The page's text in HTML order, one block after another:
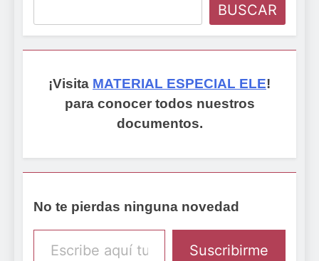
BUSCAR
¡Visita MATERIAL ESPECIAL ELE!
para conocer todos nuestros
documentos.
No te pierdas ninguna novedad
Escribe aquí tu email
Suscribirme